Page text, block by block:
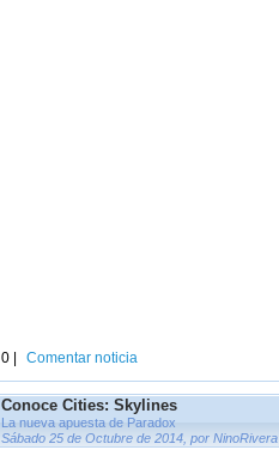
0 | Comentar noticia
Conoce Cities: Skylines
La nueva apuesta de Paradox
Sábado 25 de Octubre de 2014, por NinoRivera